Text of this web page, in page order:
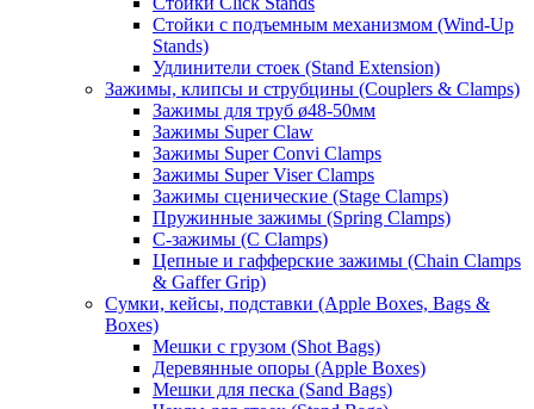
Стойки с подъемным механизмом (Wind-Up
Stands)
Удлинители стоек (Stand Extension)
Зажимы, клипсы и струбцины (Couplers & Clamps)
Зажимы для труб ø48-50мм
Зажимы Super Claw
Зажимы Super Convi Clamps
Зажимы Super Viser Clamps
Зажимы сценические (Stage Clamps)
Пружинные зажимы (Spring Clamps)
С-зажимы (C Clamps)
Цепные и гафферские зажимы (Chain Clamps
& Gaffer Grip)
Сумки, кейсы, подставки (Apple Boxes, Bags &
Boxes)
Мешки с грузом (Shot Bags)
Деревянные опоры (Apple Boxes)
Мешки для песка (Sand Bags)